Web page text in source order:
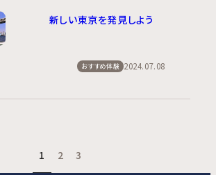
新しい東京を発見しよう
おすすめ体験 2024.07.08
1 2 3